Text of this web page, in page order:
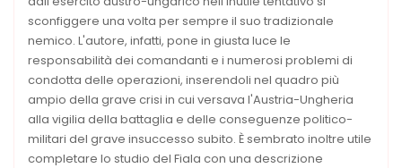
sconfiggere una volta per sempre il suo tradizionale
nemico. L'autore, infatti, pone in giusta luce le
responsabilità dei comandanti e i numerosi problemi di
condotta delle operazioni, inserendoli nel quadro più
ampio della grave crisi in cui versava l'Austria-Ungheria
alla vigilia della battaglia e delle conseguenze politico-
militari del grave insuccesso subito. È sembrato inoltre utile
completare lo studio del Fiala con una descrizione